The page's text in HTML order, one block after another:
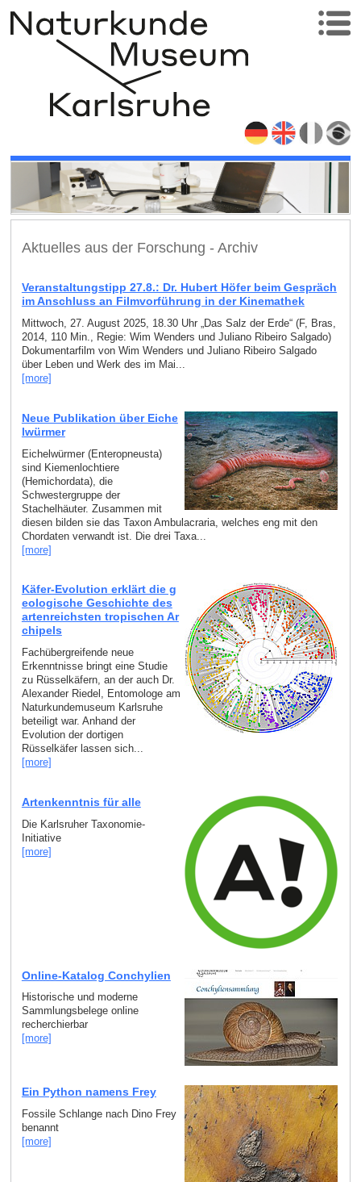
Aktuelles aus der Forschung - Archiv
Veranstaltungstipp 27.8.: Dr. Hubert Höfer beim Gespräch
im Anschluss an Filmvorführung in der Kinemathek
Mittwoch, 27. August 2025, 18.30 Uhr „Das Salz der Erde“ (F, Bras,
2014, 110 Min., Regie: Wim Wenders und Juliano Ribeiro Salgado)
Dokumentarfilm von Wim Wenders und Juliano Ribeiro Salgado
über Leben und Werk des im Mai...
[more]
Neue Publikation über Eiche
lwürmer
Eichelwürmer (Enteropneusta)
sind Kiemenlochtiere
(Hemichordata), die
Schwestergruppe der
Stachelhäuter. Zusammen mit
diesen bilden sie das Taxon Ambulacraria, welches eng mit den
Chordaten verwandt ist. Die drei Taxa...
[more]
Käfer-Evolution erklärt die g
eologische Geschichte des
artenreichsten tropischen Ar
chipels
Fachübergreifende neue
Erkenntnisse bringt eine Studie
zu Rüsselkäfern, an der auch Dr.
Alexander Riedel, Entomologe am
Naturkundemuseum Karlsruhe
beteiligt war. Anhand der
Evolution der dortigen
Rüsselkäfer lassen sich...
[more]
Artenkenntnis für alle
Die Karlsruher Taxonomie-
Initiative
[more]
Online-Katalog Conchylien
Historische und moderne
Sammlungsbelege online
recherchierbar
[more]
Ein Python namens Frey
Fossile Schlange nach Dino Frey
benannt
[more]